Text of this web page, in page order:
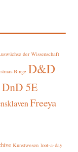
der Wissenschaft
Binge D&D
DnD 5E
Freeya
Kunstwesen loot-a-day